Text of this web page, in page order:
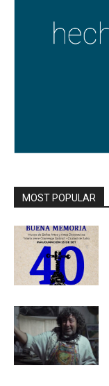
MOST POPULAR